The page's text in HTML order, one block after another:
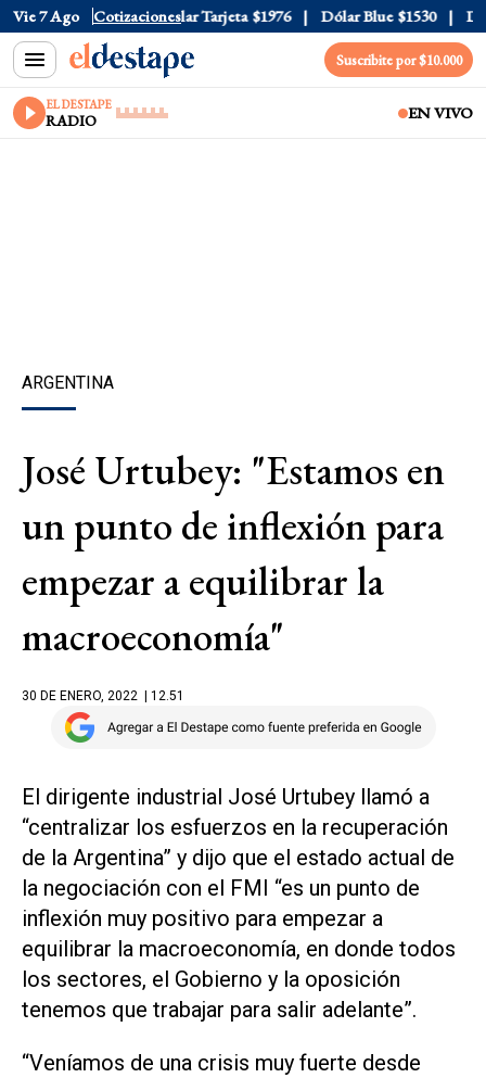
Vie 7 Ago Cotizaciones
Oficial $1520 Dólar Tarjeta $1976 Dólar Blue $1530
Suscribite por $10.000
EL DESTAPE
RADIO EN VIVO
ARGENTINA
José Urtubey: "Estamos en
un punto de inflexión para
empezar a equilibrar la
macroeconomía"
30 DE ENERO, 2022 | 12.51
El dirigente industrial José Urtubey llamó a
“centralizar los esfuerzos en la recuperación
de la Argentina” y dijo que el estado actual de
la negociación con el FMI “es un punto de
inflexión muy positivo para empezar a
equilibrar la macroeconomía, en donde todos
los sectores, el Gobierno y la oposición
tenemos que trabajar para salir adelante”.
“Veníamos de una crisis muy fuerte desde